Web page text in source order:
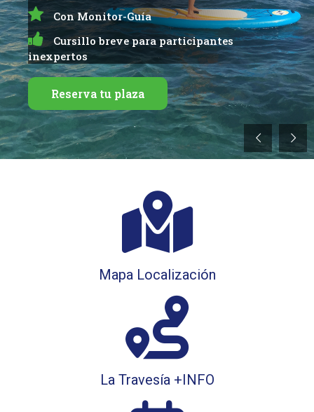
Con Monitor-Guía
Cursillo breve para participantes
inexpertos
Reserva tu plaza
Mapa Localización
La Travesía +INFO